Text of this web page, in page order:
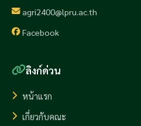
agri2400@lpru.ac.th
Facebook
ลิงก์ด่วน
หน้าแรก
เกี่ยวกับคณะ